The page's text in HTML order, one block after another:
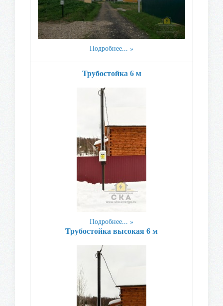
Подробнее...
Трубостойка 6 м
Подробнее...
Трубостойка высокая 6 м